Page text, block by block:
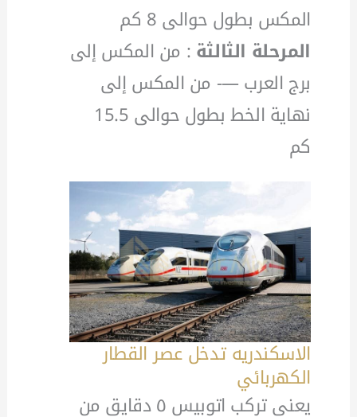
المكس بطول حوالى 8 كم
المرحلة الثالثة: من المكس إلى
برج العرب —- من المكس إلى
نهاية الخط بطول حوالى 15.5
كم
الاسكندريه تدخل عصر القطار
الكهربائي
يعنى تركب اتوبيس ٥ دقايق من